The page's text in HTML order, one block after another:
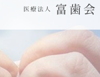
の方はこちら
ョ診療所